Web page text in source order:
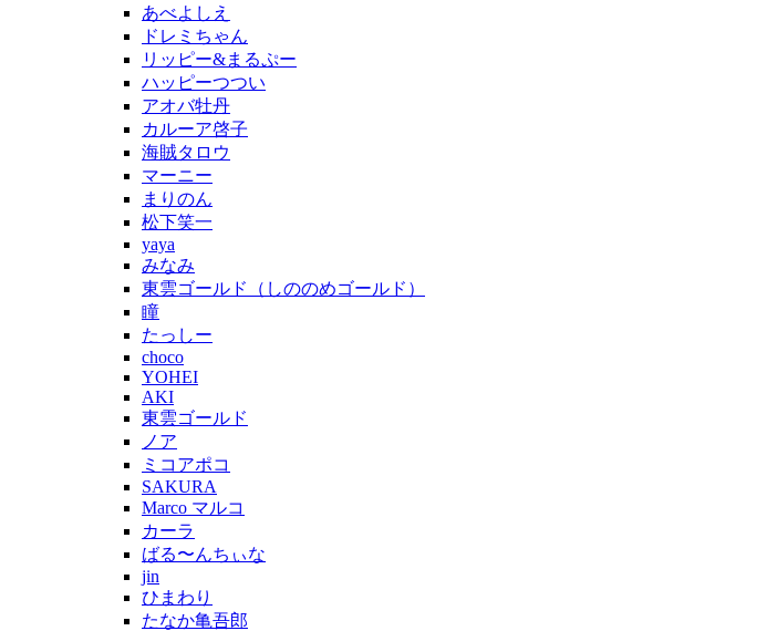
あべよしえ
ドレミちゃん
リッピー&まるぷー
ハッピーつつい
アオバ牡丹
カルーア啓子
海賊タロウ
マーニー
まりのん
松下笑一
yaya
みなみ
東雲ゴールド（しののめゴールド）
瞳
たっしー
choco
YOHEI
AKI
東雲ゴールド
ノア
ミコアポコ
SAKURA
Marco マルコ
カーラ
ばる〜んちぃな
jin
ひまわり
たなか亀吾郎